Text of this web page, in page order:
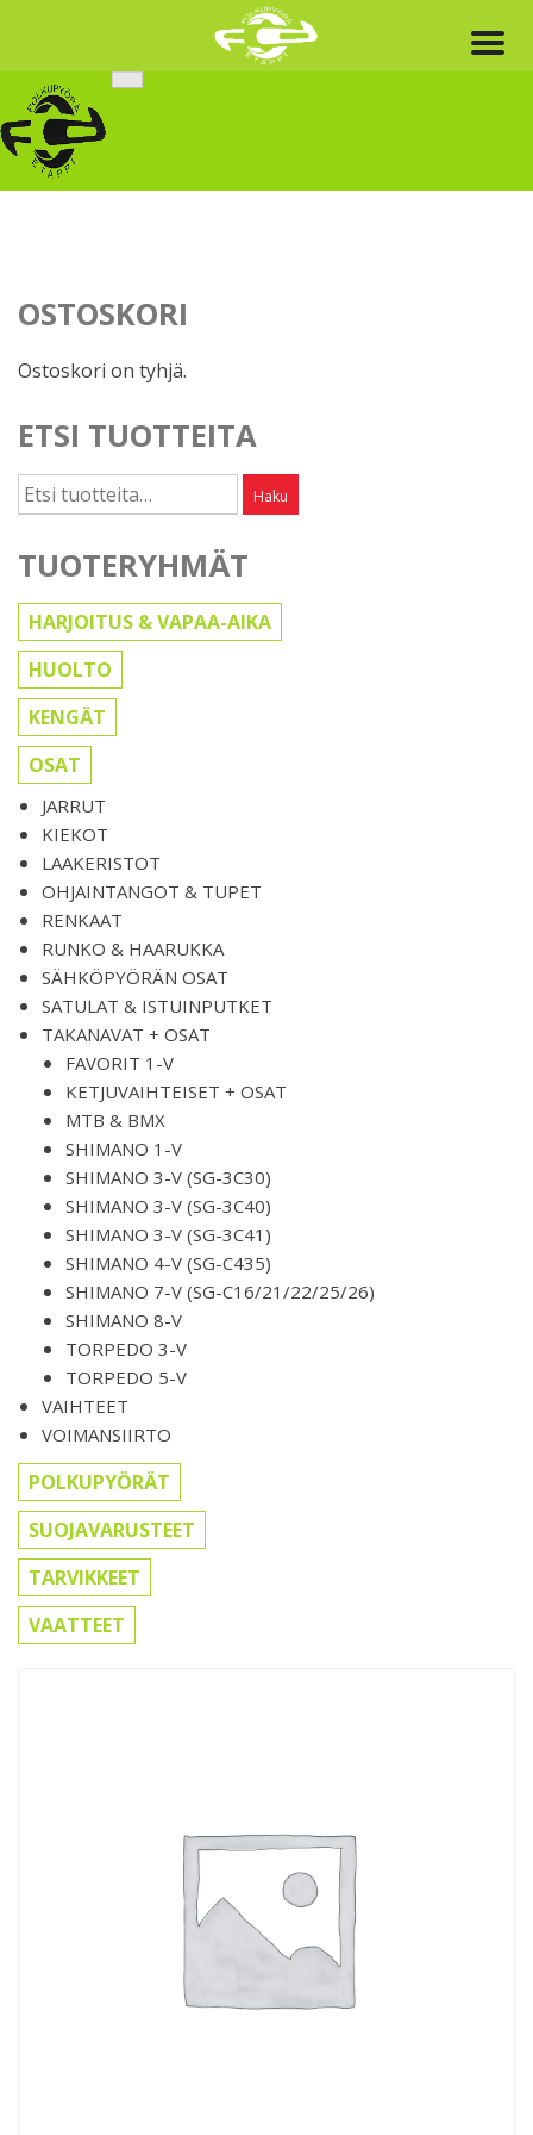
content
OSTOSKORI
Ostoskori on tyhjä.
ETSI TUOTTEITA
Etsi: Haku
TUOTERYHMÄT
HARJOITUS & VAPAA-AIKA
HUOLTO
KENGÄT
OSAT
JARRUT
KIEKOT
LAAKERISTOT
OHJAINTANGOT & TUPET
RENKAAT
RUNKO & HAARUKKA
SÄHKÖPYÖRÄN OSAT
SATULAT & ISTUINPUTKET
TAKANAVAT + OSAT
FAVORIT 1-V
KETJUVAIHTEISET + OSAT
MTB & BMX
SHIMANO 1-V
SHIMANO 3-V (SG-3C30)
SHIMANO 3-V (SG-3C40)
SHIMANO 3-V (SG-3C41)
SHIMANO 4-V (SG-C435)
SHIMANO 7-V (SG-C16/21/22/25/26)
SHIMANO 8-V
TORPEDO 3-V
TORPEDO 5-V
VAIHTEET
VOIMANSIIRTO
POLKUPYÖRÄT
SUOJAVARUSTEET
TARVIKKEET
VAATTEET